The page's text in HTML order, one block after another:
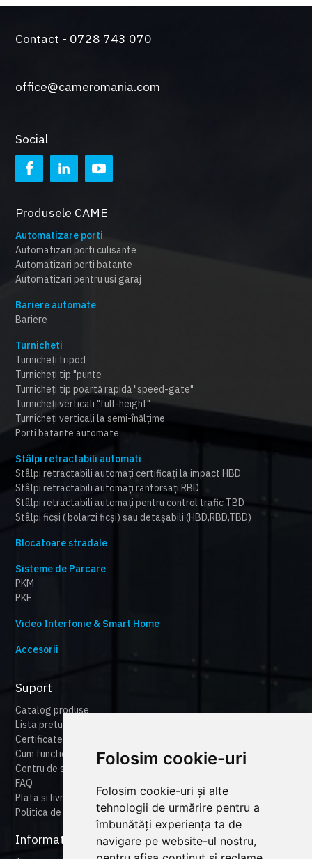
Folosim cookie-uri
Folosim cookie-uri și alte
tehnologii de urmărire pentru a
îmbunătăți experiența ta de
navigare pe website-ul nostru,
Contact - 0728 743 070
office@cameromania.com
Social
Produsele CAME
Automatizare porti
Automatizari porti culisante
Automatizari porti batante
Automatizari pentru usi garaj
Bariere automate
Bariere
Turnicheti
Turnicheți tripod
Turnicheți tip "punte
Turnicheți tip poartă rapidă "speed-gate"
Turnicheți verticali "full-height"
Turnicheți verticali la semi-înălțime
Porti batante automate
Stâlpi retractabili automati
Stâlpi retractabili automați certificați la impact HBD
Stâlpi retractabili automați ranforsați RBD
Stâlpi retractabili automați pentru control trafic TBD
Stâlpi ficși ( bolarzi ficși) sau detașabili (HBD,RBD,TBD)
Blocatoare stradale
Sisteme de Parcare
PKM
PKE
Video Interfonie & Smart Home
Accesorii
Suport
Catalog produse
Lista preturi
Certificate
Cum functioneaza cameonline
Centru de suport
FAQ
Plata si livrare
Politica de retur
Informatii legale